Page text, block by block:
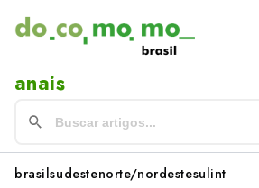
anais
brasilsudestenorte/nordestesulint